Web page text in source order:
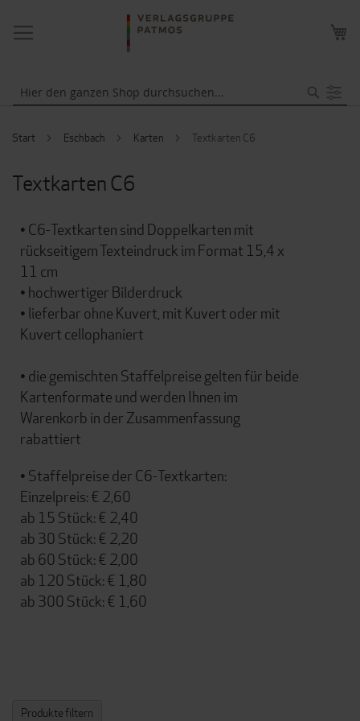
NAVIGATION
UMSCHALTEN
Start Eschbach Karten Textkarten C6
Textkarten C6
• C6-Textkarten sind Doppelkarten mit
rückseitigem Texteindruck im Format 15,4 x
11 cm
• hochwertiger Bilderdruck
• lieferbar ohne Kuvert, mit Kuvert oder mit
Kuvert cellophaniert
• die gemischten Staffelpreise gelten für beide
Kartenformate und werden Ihnen im
Warenkorb in der Zusammenfassung
rabattiert
• Staffelpreise der C6-Textkarten:
Einzelpreis: € 2,60
ab 15 Stück: € 2,40
ab 30 Stück: € 2,20
ab 60 Stück: € 2,00
ab 120 Stück: € 1,80
ab 300 Stück: € 1,60
Produkte filtern